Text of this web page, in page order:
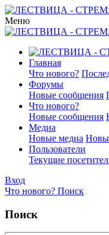
Меню
Главная
Что нового?
Форумы
Новые сообщения
Что нового?
Новые сообщения
Медиа
Новые медиа
Пользователи
Текущие
Вход
Что нового? Поиск
Поиск